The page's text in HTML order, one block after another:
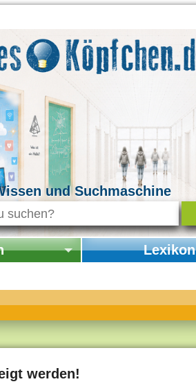
und Suchmaschine
Lexikon
werden!